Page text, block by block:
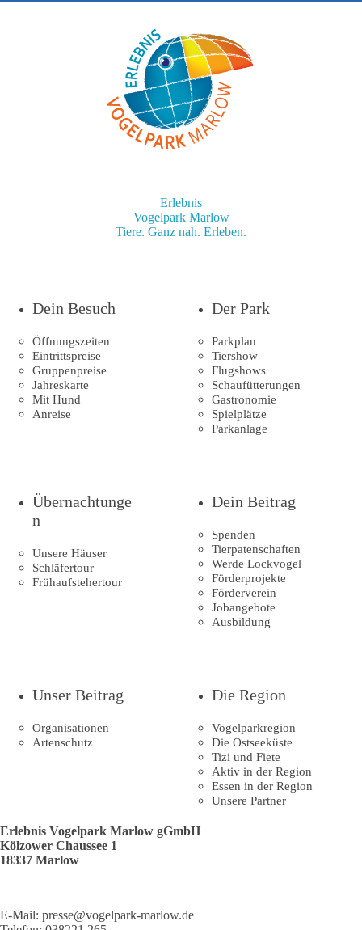
Erlebnis
Vogelpark Marlow
Tiere. Ganz nah. Erleben.
Dein Besuch
Öffnungszeiten
Eintrittspreise
Gruppenpreise
Jahreskarte
Mit Hund
Anreise
Der Park
Parkplan
Tiershow
Flugshows
Schaufütterungen
Gastronomie
Spielplätze
Parkanlage
Übernachtunge
n
Unsere Häuser
Schläfertour
Frühaufstehertour
Dein Beitrag
Spenden
Tierpatenschaften
Werde Lockvogel
Förderprojekte
Förderverein
Jobangebote
Ausbildung
Unser Beitrag
Organisationen
Artenschutz
Die Region
Vogelparkregion
Die Ostseeküste
Tizi und Fiete
Aktiv in der Region
Essen in der Region
Unsere Partner
Erlebnis Vogelpark Marlow gGmbH
Kölzower Chaussee 1
18337 Marlow
E-Mail: presse@vogelpark-marlow.de